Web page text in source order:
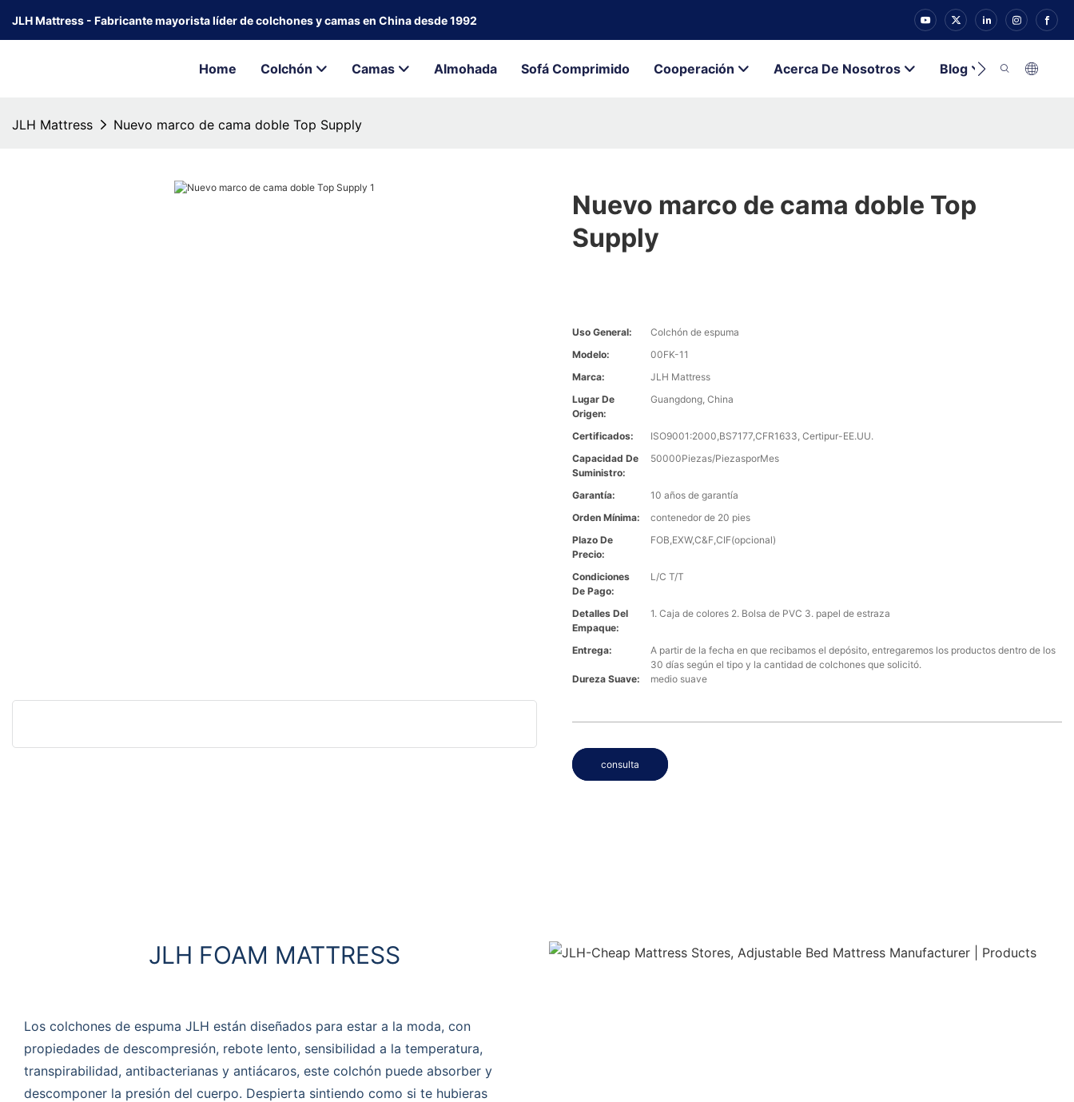
JLH Mattress - Fabricante mayorista líder de colchones y camas en China desde 1992
Home Colchón Camas Almohada Sofá Comprimido Cooperación Acerca De Nosotros Blog Contacto
JLH Mattress Nuevo marco de cama doble Top Supply
Nuevo marco de cama doble Top
Supply
Uso General:
Colchón de espuma
Modelo:
00FK-11
Marca:
JLH Mattress
Lugar De
Origen:
Guangdong, China
Certificados:
ISO9001:2000,BS7177,CFR1633, Certipur-EE.UU.
Capacidad De
Suministro:
50000Piezas/PiezasporMes
Garantía:
10 años de garantía
Orden Mínima:
contenedor de 20 pies
Plazo De
Precio:
FOB,EXW,C&F,CIF(opcional)
Condiciones
De Pago:
L/C T/T
Detalles Del
Empaque:
1. Caja de colores 2. Bolsa de PVC 3. papel de estraza
Entrega:
A partir de la fecha en que recibamos el depósito, entregaremos los productos dentro de los
30 días según el tipo y la cantidad de colchones que solicitó.
Dureza Suave:
medio suave
consulta
JLH FOAM MATTRESS
Los colchones de espuma JLH están diseñados para estar a la moda, con
propiedades de descompresión, rebote lento, sensibilidad a la temperatura,
transpirabilidad, antibacterianas y antiácaros, este colchón puede absorber y
descomponer la presión del cuerpo. Despierta sintiendo como si te hubieras